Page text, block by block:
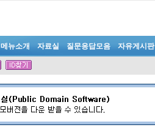
메뉴소개 자료실 질문응답모음 자유게시판